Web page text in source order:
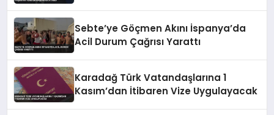
Sebte’ye Göçmen Akını İspanya’da
Acil Durum Çağrısı Yarattı
Karadağ Türk Vatandaşlarına 1
Kasım’dan İtibaren Vize Uygulayacak